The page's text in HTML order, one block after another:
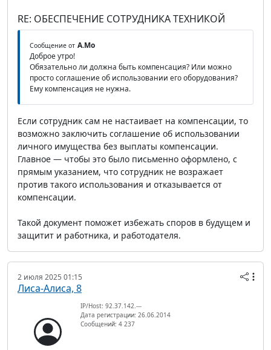
RE: ОБЕСПЕЧЕНИЕ СОТРУДНИКА ТЕХНИКОЙ
Сообщение от А.Мо
Доброе утро!
Обязательно ли должна быть компенсация? Или можно
просто соглашение об использовании его оборудования?
Ему компенсация не нужна.
Если сотрудник сам не настаивает на компенсации, то
возможно заключить соглашение об использовании
личного имущества без выплаты компенсации.
Главное — чтобы это было письменно оформлено, с
прямым указанием, что сотрудник не возражает
против такого использования и отказывается от
компенсации.
Такой документ поможет избежать споров в будущем и
защитит и работника, и работодателя.
2 июля 2025 01:15
Лиса-Алиса, 8
IP/Host: 92.37.142.---
Дата регистрации: 26.06.2014
Сообщений: 4 237